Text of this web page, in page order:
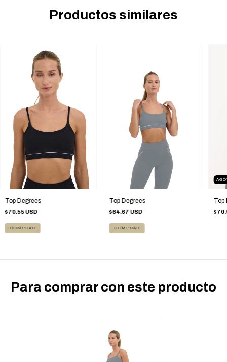
Productos similares
Top Degrees
$70.55 USD
COMPRAR
Top Degrees
$64.67 USD
COMPRAR
Top
Para comprar con este producto